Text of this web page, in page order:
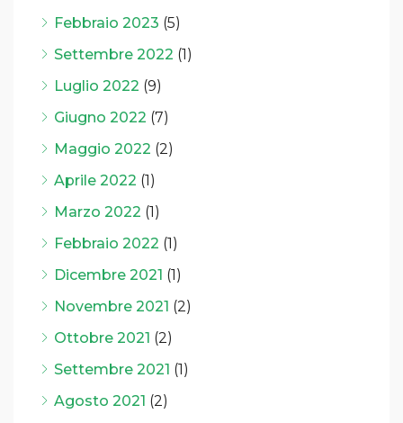
Febbraio 2023 (5)
Settembre 2022 (1)
Luglio 2022 (9)
Giugno 2022 (7)
Maggio 2022 (2)
Aprile 2022 (1)
Marzo 2022 (1)
Febbraio 2022 (1)
Dicembre 2021 (1)
Novembre 2021 (2)
Ottobre 2021 (2)
Settembre 2021 (1)
Agosto 2021 (2)